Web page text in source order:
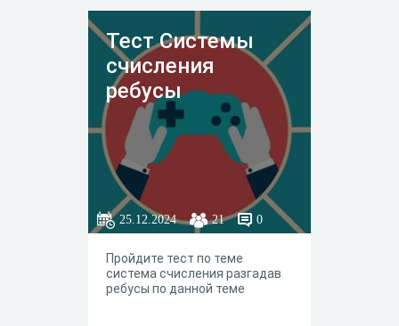
Тест Системы
счисления
ребусы
25.12.2024 21 0
Пройдите тест по теме
система счисления разгадав
ребусы по данной теме